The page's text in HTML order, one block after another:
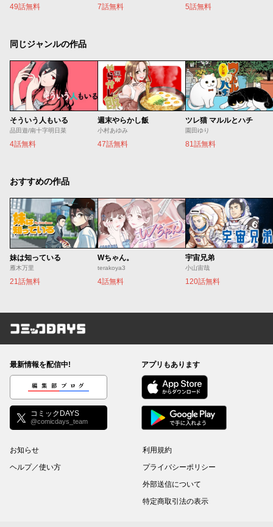
49話無料 7話無料 5話無料
同じジャンルの作品
そういう人もいる
品田遊/南十字明日菜
4話無料
週末やらかし飯
小村あゆみ
47話無料
ツレ猫 マルルとハチ
園田ゆり
81話無料
おすすめの作品
妹は知っている
雁木万里
21話無料
Wちゃん。
terakoya3
4話無料
宇宙兄弟
小山宙哉
120話無料
コミックDAYS
最新情報を配信中!
編集部ブログ
コミックDAYS
@comicdays_team
アプリもあります
お知らせ
ヘルプ／使い方
利用規約
プライバシーポリシー
外部送信について
特定商取引法の表示